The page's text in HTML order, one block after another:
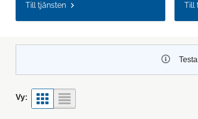
Till tjänsten Till
Vy: